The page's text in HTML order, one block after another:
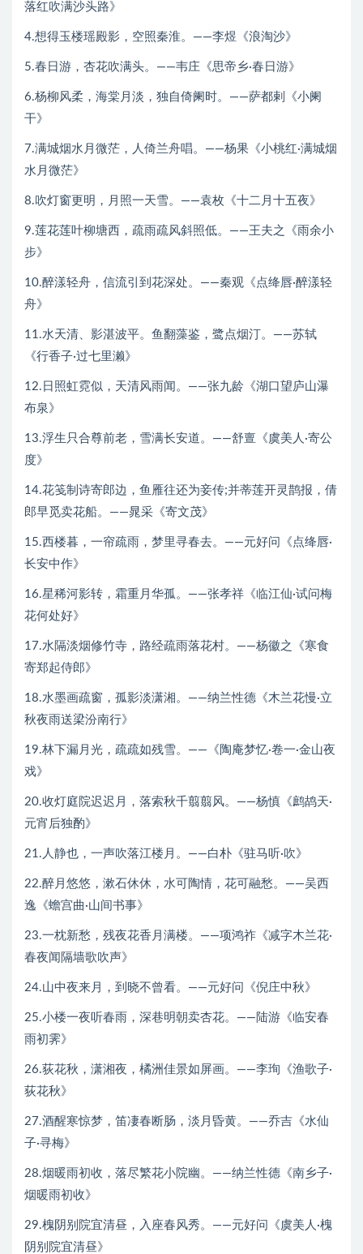
落红吹满沙头路》
4.想得玉楼瑶殿影，空照秦淮。——李煜《浪淘沙》
5.春日游，杏花吹满头。——韦庄《思帝乡·春日游》
6.杨柳风柔，海棠月淡，独自倚阑时。——萨都剌《小阑
干》
7.满城烟水月微茫，人倚兰舟唱。——杨果《小桃红·满城烟
水月微茫》
8.吹灯窗更明，月照一天雪。——袁枚《十二月十五夜》
9.莲花莲叶柳塘西，疏雨疏风斜照低。——王夫之《雨余小
步》
10.醉漾轻舟，信流引到花深处。——秦观《点绛唇·醉漾轻
舟》
11.水天清、影湛波平。鱼翻藻鉴，鹭点烟汀。——苏轼
《行香子·过七里濑》
12.日照虹霓似，天清风雨闻。——张九龄《湖口望庐山瀑
布泉》
13.浮生只合尊前老，雪满长安道。——舒亶《虞美人·寄公
度》
14.花笺制诗寄郎边，鱼雁往还为妾传;并蒂莲开灵鹊报，倩
郎早觅卖花船。——晁采《寄文茂》
15.西楼暮，一帘疏雨，梦里寻春去。——元好问《点绛唇·
长安中作》
16.星稀河影转，霜重月华孤。——张孝祥《临江仙·试问梅
花何处好》
17.水隔淡烟修竹寺，路经疏雨落花村。——杨徽之《寒食
寄郑起侍郎》
18.水墨画疏窗，孤影淡潇湘。——纳兰性德《木兰花慢·立
秋夜雨送梁汾南行》
19.林下漏月光，疏疏如残雪。——《陶庵梦忆·卷一·金山夜
戏》
20.收灯庭院迟迟月，落索秋千翦翦风。——杨慎《鹧鸪天·
元宵后独酌》
21.人静也，一声吹落江楼月。——白朴《驻马听·吹》
22.醉月悠悠，漱石休休，水可陶情，花可融愁。——吴西
逸《蟾宫曲·山间书事》
23.一枕新愁，残夜花香月满楼。——项鸿祚《减字木兰花·
春夜闻隔墙歌吹声》
24.山中夜来月，到晓不曾看。——元好问《倪庄中秋》
25.小楼一夜听春雨，深巷明朝卖杏花。——陆游《临安春
雨初霁》
26.荻花秋，潇湘夜，橘洲佳景如屏画。——李珣《渔歌子·
荻花秋》
27.酒醒寒惊梦，笛凄春断肠，淡月昏黄。——乔吉《水仙
子·寻梅》
28.烟暖雨初收，落尽繁花小院幽。——纳兰性德《南乡子·
烟暖雨初收》
29.槐阴别院宜清昼，入座春风秀。——元好问《虞美人·槐
阴别院宜清昼》